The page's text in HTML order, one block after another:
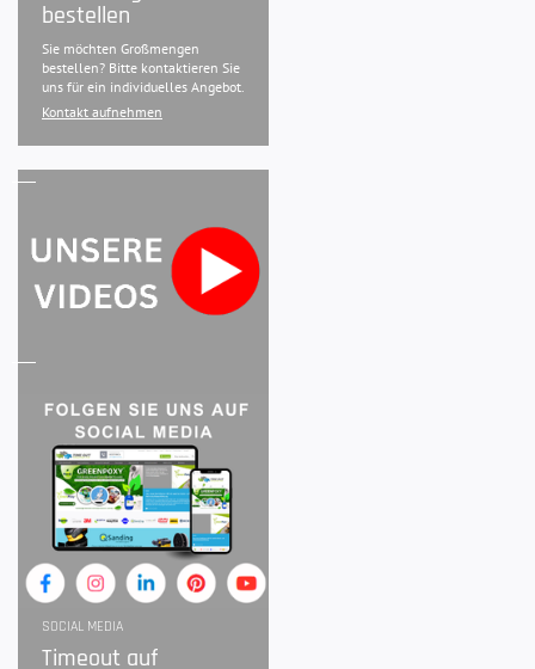
bestellen
Sie möchten Großmengen
bestellen? Bitte kontaktieren Sie
uns für ein individuelles Angebot.
Kontakt aufnehmen
SOCIAL MEDIA
Timeout auf